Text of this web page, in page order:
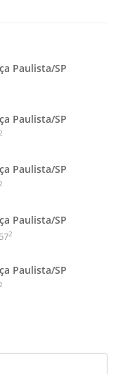
Paulista/SP
Paulista/SP
Paulista/SP
Paulista/SP
2
Paulista/SP